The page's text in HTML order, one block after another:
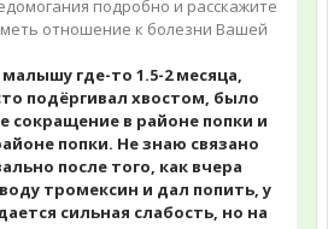
подробно и расскажите
отношение к болезни Вашей
где-то 1.5-2 месяца,
подёргивал хвостом, было
сокращение в районе попки и
попки. Не знаю связано
после того, как вчера
тромексин и дал попить, у
сильная слабость, но на